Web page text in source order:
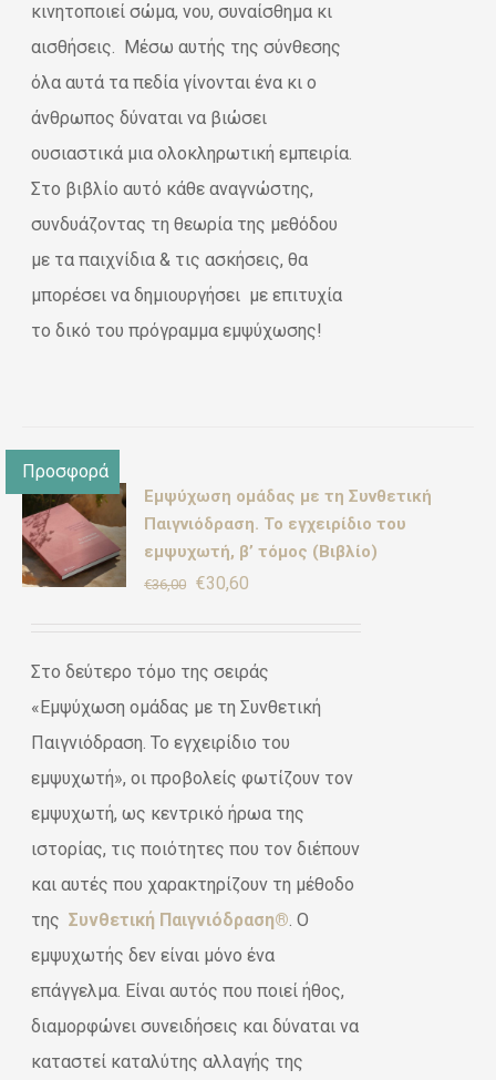
κινητοποιεί σώμα, νου, συναίσθημα κι
αισθήσεις. Μέσω αυτής της σύνθεσης
όλα αυτά τα πεδία γίνονται ένα κι ο
άνθρωπος δύναται να βιώσει
ουσιαστικά μια ολοκληρωτική εμπειρία.
Στο βιβλίο αυτό κάθε αναγνώστης,
συνδυάζοντας τη θεωρία της μεθόδου
με τα παιχνίδια & τις ασκήσεις, θα
μπορέσει να δημιουργήσει με επιτυχία
το δικό του πρόγραμμα εμψύχωσης!
Προσφορά
Εμψύχωση ομάδας με τη Συνθετική
Παιγνιόδραση. Το εγχειρίδιο του
εμψυχωτή, β’ τόμος (Βιβλίο)
€36,00 Original
€36,00.
€30,60
είναι:
Στο δεύτερο τόμο της σειράς
«Εμψύχωση ομάδας με τη Συνθετική
Παιγνιόδραση. Το εγχειρίδιο του
εμψυχωτή», οι προβολείς φωτίζουν τον
εμψυχωτή, ως κεντρικό ήρωα της
ιστορίας, τις ποιότητες που τον διέπουν
και αυτές που χαρακτηρίζουν τη μέθοδο
τηςΣυνθετική Παιγνιόδραση®. Ο
εμψυχωτής δεν είναι μόνο ένα
επάγγελμα. Είναι αυτός που ποιεί ήθος,
διαμορφώνει συνειδήσεις και δύναται να
καταστεί καταλύτης αλλαγής της